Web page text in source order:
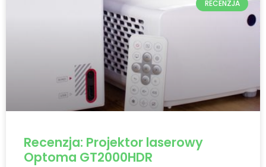
RECENZJA
Recenzja: Projektor laserowy
Optoma GT2000HDR